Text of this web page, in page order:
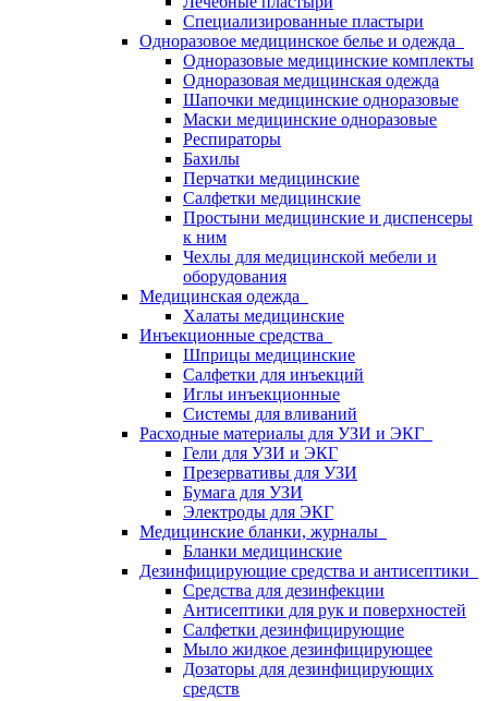
Специализированные пластыри
Одноразовое медицинское белье и одежда
Одноразовые медицинские комплекты
Одноразовая медицинская одежда
Шапочки медицинские одноразовые
Маски медицинские одноразовые
Респираторы
Бахилы
Перчатки медицинские
Салфетки медицинские
Простыни медицинские и диспенсеры
к ним
Чехлы для медицинской мебели и
оборудования
Медицинская одежда
Халаты медицинские
Инъекционные средства
Шприцы медицинские
Салфетки для инъекций
Иглы инъекционные
Системы для вливаний
Расходные материалы для УЗИ и ЭКГ
Гели для УЗИ и ЭКГ
Презервативы для УЗИ
Бумага для УЗИ
Электроды для ЭКГ
Медицинские бланки, журналы
Бланки медицинские
Дезинфицирующие средства и антисептики
Средства для дезинфекции
Антисептики для рук и поверхностей
Салфетки дезинфицирующие
Мыло жидкое дезинфицирующее
Дозаторы для дезинфицирующих
средств